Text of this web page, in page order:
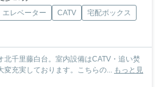
エレベーター CATV
宅配ボックス
北千里藤白台。室内設備はCATV・追い焚
変充実しております。こちらの... もっと見